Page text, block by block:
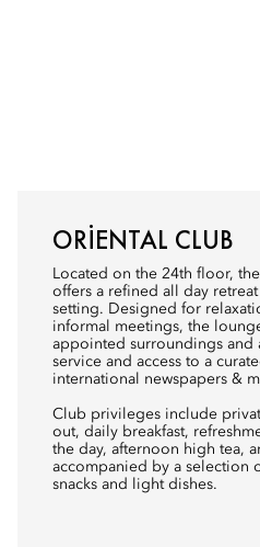
ORIENTAL CLUB
Located on the 24th floor,
offers a refined all day
setting. Designed for
informal meetings, the
appointed surroundings and
service and access to a
international newspapers &
Club privileges include
out, daily breakfast,
the day, afternoon high tea,
accompanied by a selection
snacks and light dishes.